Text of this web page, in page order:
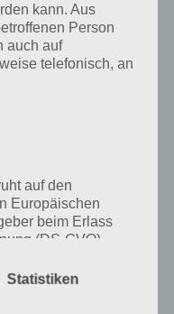
auf Facebook
Touchportal
kann. Aus
Person
auch auf
telefonisch, an
auf den
Europäischen
beim Erlass
(DS-GVO)
als auch für
Statistiken